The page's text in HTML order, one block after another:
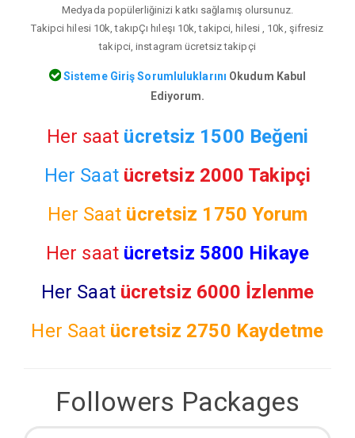
Medyada popülerliğinizi katkı sağlamış olursunuz.
Takipci hilesi 10k, takıpÇı hıleşı 10k, takipci, hilesi , 10k, şifresiz
takipci, instagram ücretsiz takipçi
Sisteme Giriş Sorumluluklarını Okudum Kabul
Ediyorum.
Her saat ücretsiz 1500 Beğeni
Her Saat ücretsiz 2000 Takipçi
Her Saat ücretsiz 1750 Yorum
Her saat ücretsiz 5800 Hikaye
Her Saat ücretsiz 6000 İzlenme
Her Saat ücretsiz 2750 Kaydetme
Followers Packages